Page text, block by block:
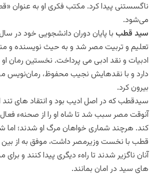
ناگسستنی پیدا کرد. مکتب فکری او به عنوان
می‌شود.
سید قطب
تعلیم و تربیت مصر شد و به حیث نویسنده و
ادبیات و نقد ادبی می پرداخت. نخستین رمان
دارد و با نقدهایش نجیب محفوظ، رمان‌نویس
بیرون کرد.
سیدقطب که در اصل ادیب بود و انتقاد های تند
آنوقت مصر سبب شد تا شاه او را از صحنهء
کند. هرچند شماری خواهان مرگ او شدند؛
قطب با نخست وزیرمصر داشت، موفق به از بین
آنان ناگزیر شدند تا راهء دیگری پیدا کنند و
های سید در امان بمانند.